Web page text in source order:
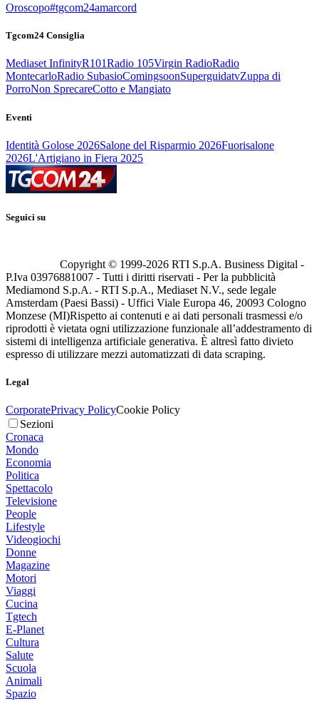
Oroscopo#tgcom24amarcord
Tgcom24 Consiglia
Mediaset InfinityR101Radio 105Virgin RadioRadio
MontecarloRadio SubasioComingsoonSuperguidatvZuppa di
PorroNon SprecareCotto e Mangiato
Eventi
Identità Golose 2026Salone del Risparmio 2026Fuorisalone
2026L'Artigiano in Fiera 2025
Seguici su
Copyright © 1999-2026 RTI S.p.A. Business Digital -
P.Iva 03976881007 - Tutti i diritti riservati - Per la pubblicità
Mediamond S.p.A. - RTI S.p.A., Mediaset N.V., sede legale
Amsterdam (Paesi Bassi) - Uffici Viale Europa 46, 20093 Cologno
Monzese (MI)Rispetto ai contenuti e ai dati personali trasmessi e/o
riprodotti è vietata ogni utilizzazione funzionale all’addestramento di
sistemi di intelligenza artificiale generativa. È altresì fatto divieto
espresso di utilizzare mezzi automatizzati di data scraping.
Legal
CorporatePrivacy PolicyCookie Policy
Sezioni
Cronaca
Mondo
Economia
Politica
Spettacolo
Televisione
People
Lifestyle
Videogiochi
Donne
Magazine
Motori
Viaggi
Cucina
Tgtech
E-Planet
Cultura
Salute
Scuola
Animali
Spazio